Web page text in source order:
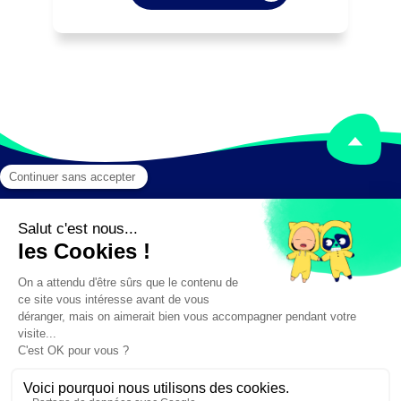
sécurité et les impératifs de production.
services techniques.
Mentions légales